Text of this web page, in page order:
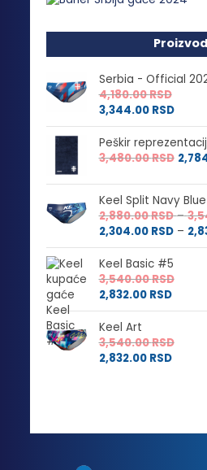
Serbia - Official
4,180.00RSD
3,344.00 RSD
Peškir
3,480.00RSD
Keel Split Navy Blue
2,880.00RSD –
2,304.00 RSD –
Keel Basic #5
3,540.00RSD
2,832.00 RSD
Keel Art
3,540.00RSD
2,832.00 RSD